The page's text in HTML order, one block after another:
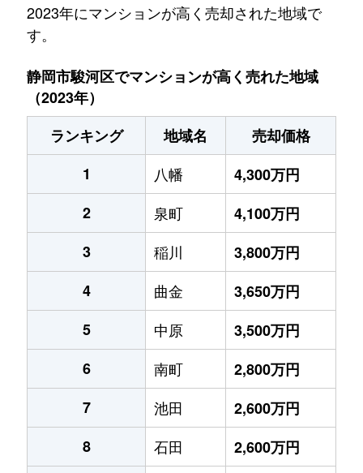
2023年にマンションが高く売却された地域で
す。
静岡市駿河区でマンションが高く売れた地域
（2023年）
ランキング
地域名
売却価格
1
八幡
4,300万円
2
泉町
4,100万円
3
稲川
3,800万円
4
曲金
3,650万円
5
中原
3,500万円
6
南町
2,800万円
7
池田
2,600万円
8
石田
2,600万円